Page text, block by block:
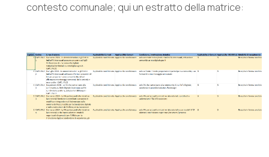
contesto comunale; qui un estratto della matrice: